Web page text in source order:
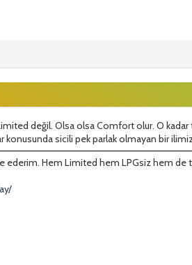
değil. Olsa olsa Comfort olur. O
konusunda sicili pek parlak olmayan bir
ederim. Hem Limited hem LPGsiz hem